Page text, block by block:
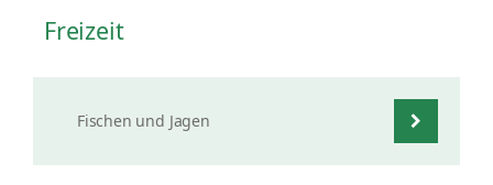
Freizeit
Fischen und Jagen